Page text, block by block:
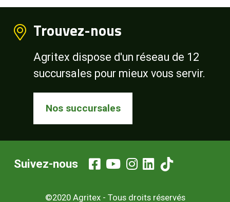
Trouvez-nous
Agritex dispose d'un réseau de 12
succursales pour mieux vous servir.
Nos succursales
©2020 Agritex - Tous droits réservés
Suivez-nous